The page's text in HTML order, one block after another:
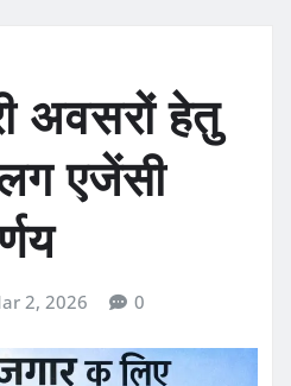
अवसरों हेतु
एजेंसी
2, 2026 0